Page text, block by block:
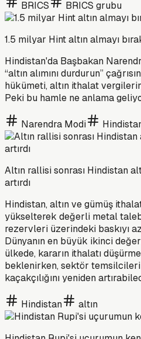
BRICS BRICS grubu
1.5 milyar Hint altın almayı
Hindistan'da Başbakan
“altın alımını durdurun”
hükümeti, altın ithalat
Peki bu hamle ne anlama
Narendra Modi
Altın rallisi sonrası Hindistan
artırdı
Hindistan, altın ve gümüş
yükselterek değerli metal
rezervleri üzerindeki baskıyı
Dünyanın en büyük ikinci
ülkede, kararın ithalatı
beklenirken, sektör
kaçakçılığını yeniden
Hindistan altın